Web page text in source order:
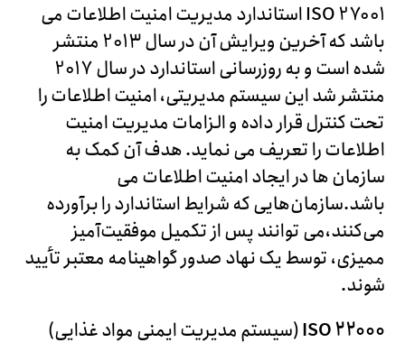
ISO 27001 استاندارد مدیریت امنیت اطلاعات می
باشد که آخرین ویرایش آن در سال 2013 منتشر
شده است و به روزرسانی استاندارد در سال 2017
منتشر شد این سیستم مدیریتی، امنیت اطلاعات را
تحت کنترل قرار داده و الزامات مدیریت امنیت
اطلاعات را تعریف می نماید. هدف آن کمک به
سازمان ها در ایجاد امنیت اطلاعات می
باشد.سازمان‌هایی که شرایط استاندارد را برآورده
می‌کنند،می توانند پس از تکمیل موفقیت‌آمیز
ممیزی، توسط یک نهاد صدور گواهینامه معتبر تأیید
شوند.
ISO 22000(سیستم مدیریت ایمنی مواد غذایی)